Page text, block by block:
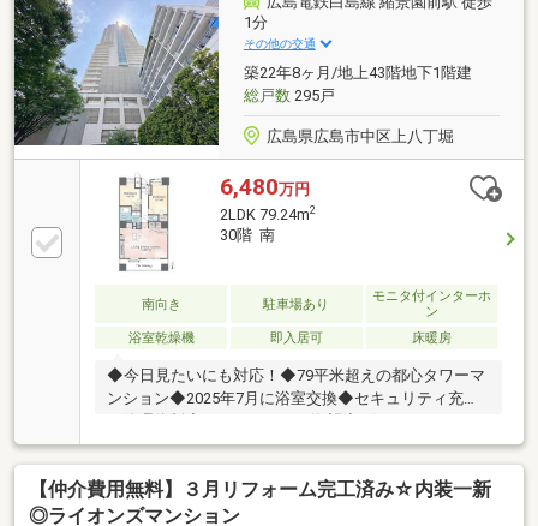
いの期間と費用がかかるのかしら？・マンションと戸
建はどちらがいいの？新築、それともリフォーム済み
物件？・他にも借入があるけど、住宅ローンが組める
か不安だわ… 等々
1分
その他の交通
築22年8ヶ月/地上43階地下1階建
総戸数295戸
広島県広島市中区上八丁堀
6,480万円
2LDK 79.24m2
30階 南
南向き 駐車場あり
モニタ付インターホ
ン
浴室乾燥機
即入居可 床暖房
◆今日見たいにも対応！◆79平米超えの都心タワーマ
ンション◆2025年7月に浴室交換◆セキュリティ充実
ウンジ・宅配BOX等共用部充実◆ペット飼育相談可◆
小学校徒歩7分、中学校徒歩6分【ご成約特典】◇3万
円分の商品券等プレゼント詳細はお気軽にお問い合わ
せください【購入サポート】◆少額手付でも購入可能
【仲介費用無料】３月リフォーム完工済み☆内装一新
◎ライオンズマンション